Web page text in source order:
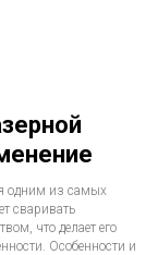
одним из самых
сваривать
что делает его
Особенности и